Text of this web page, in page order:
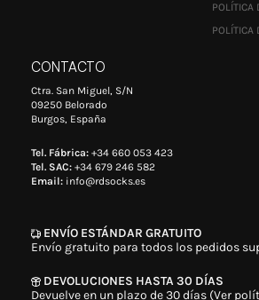
POLÍTICA
POLÍTICA
CONTACTO
Ctra. San Miguel, S/N
09250 Belorado
Burgos, España
Tel. Fábrica: +34 660 053 423
Tel. SAC: +34 679 246 582
Email: info@rdsocks.es
ENVÍO ESTÁNDAR GRATUITO
Envío gratuito para todos los pedidos
DEVOLUCIONES HASTA 30 DÍAS
Devuelve en un plazo de 30 días (Ver